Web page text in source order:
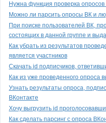
Нужна функция проверка опросов
Можно ли парсить опросы ВК и
При поиске пользователей ВК,
состоящих в данной группе и
Как убрать из результатов
является участников
Скачать id подписчиков,
Как из уже проведенного опроса
Узнать результаты опроса,
ВКонтакте
Хочу выгрузить id
Как сделать парсинг с опроса